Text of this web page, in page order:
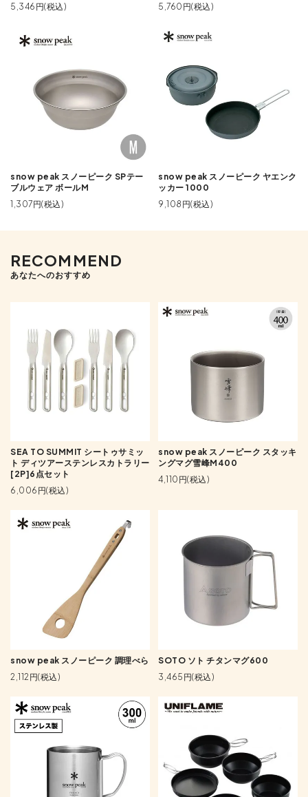
5,346円(税込)
5,760円(税込)
snow peak スノーピーク SPテー
ブルウェア ボールM
1,307円(税込)
snow peak スノーピーク ヤエンク
ッカー 1000
9,108円(税込)
RECOMMEND
あなたへのおすすめ
SEA TO SUMMIT シートゥサミッ
ト ディツアーステンレスカトラリー
[2P]6点セット
6,006円(税込)
snow peak スノーピーク スタッキ
ングマグ雪峰M400
4,110円(税込)
snow peak スノーピーク 調理べら
2,112円(税込)
SOTO ソト チタンマグ600
3,465円(税込)